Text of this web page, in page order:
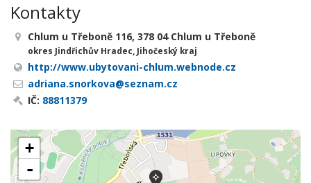
Kontakty
Chlum u Třeboně 116, 378 04 Chlum u Třeboně
okres Jindřichův Hradec, Jihočeský kraj
http://www.ubytovani-chlum.webnode.cz
adriana.snorkova@seznam.cz
IČ: 88811379
+
-